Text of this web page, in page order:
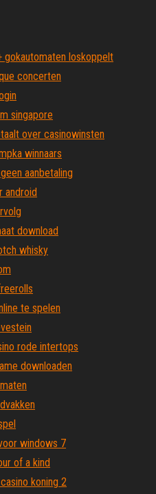
gokautomaten loskoppelt
concerten
singapore
over casinowinsten
winnaars
aanbetaling
android
download
whisky
te spelen
rode intertops
downloaden
windows 7
of a kind
koning 2